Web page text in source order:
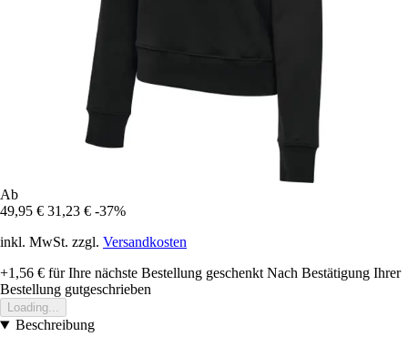
Ab
49,95 € 31,23 € -37%
inkl. MwSt. zzgl. Versandkosten
+1,56 € für Ihre nächste Bestellung geschenkt Nach Bestätigung Ihrer
Bestellung gutgeschrieben
Loading...
Beschreibung